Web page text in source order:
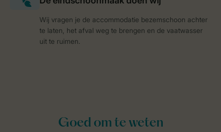
Wij vragen je de accommodatie bezemschoon achter
te laten, het afval weg te brengen en de vaatwasser
uit te ruimen.